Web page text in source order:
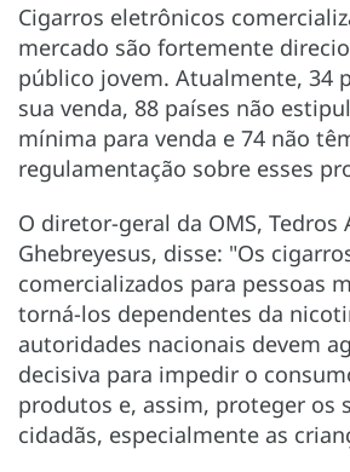
Cigarros eletrônicos
mercado são fortemente
público jovem. Atualmente, 34
sua venda, 88 países não
mínima para venda e 74 não
regulamentação sobre esses
O diretor-geral da OMS, Tedros
Ghebreyesus, disse: "Os
comercializados para pessoas
torná-los dependentes da
autoridades nacionais devem
decisiva para impedir o
produtos e, assim, proteger os
cidadãs, especialmente as